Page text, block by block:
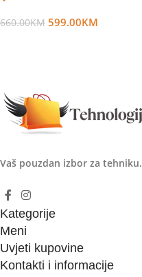
660.00KM 599.00KM
Vaš pouzdan izbor za tehniku.
Kategorije
Meni
Uvjeti kupovine
Kontakti i informacije